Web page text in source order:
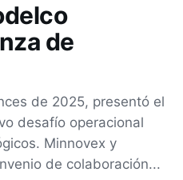
de
de 2025, presentó el
desafío operacional
Minnovex y
de colaboración...